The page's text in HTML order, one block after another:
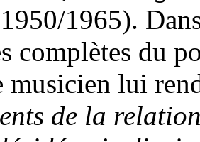
1965).
complètes du
musicien lui
de la